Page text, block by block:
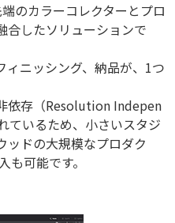
のカラーコレクターとプロ
合したソリューションで
ニッシング、納品が、1つ
依存（Resolution Indepen
ているため、小さいスタジ
ッドの大規模なプロダク
も可能です。